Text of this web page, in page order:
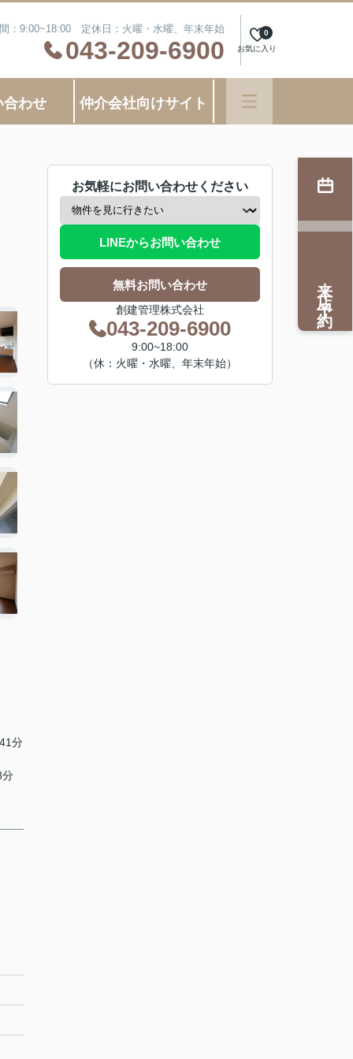
：9:00~18:00 定休日：火曜・水曜、年末年始
043-209-6900 お気に入り
0
合わせ 仲介会社向けサイト
分
お気軽にお問い合わせください
LINEからお問い合わせ
無料お問い合わせ
創建管理株式会社
043-209-6900
9:00~18:00
（休：火曜・水曜、年末年始）
来店予約